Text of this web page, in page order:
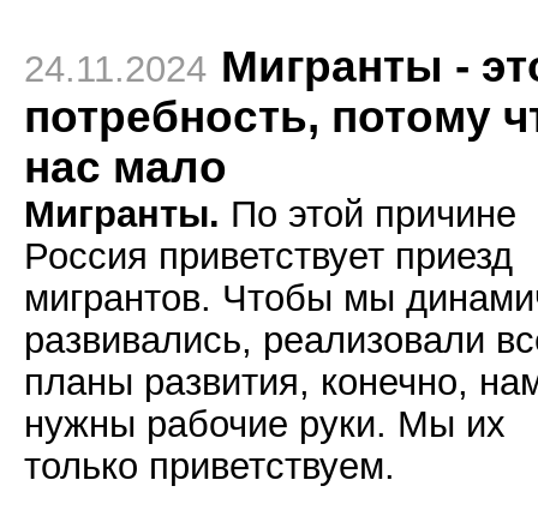
24.11.2024 Мигранты -
потребность, потому
нас мало
Мигранты. По этой причине
Россия приветствует приезд
мигрантов. Чтобы мы
развивались, реализовали
планы развития, конечно,
нужны рабочие руки. Мы их
только приветствуем.